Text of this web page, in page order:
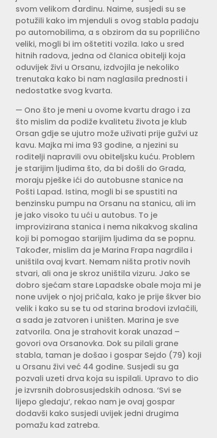
svom velikom đardinu. Naime, susjedi su se
potužili kako im mjenduli s ovog stabla padaju
po automobilima, a s obzirom da su poprilično
veliki, mogli bi im oštetiti vozila. Iako u sred
hitnih radova, jedna od članica obitelji koja
oduvijek živi u Orsanu, izdvojila je nekoliko
trenutaka kako bi nam naglasila prednosti i
nedostatke svog kvarta.
— Ono što je meni u ovome kvartu drago i za
što mislim da podiže kvalitetu života je klub
Orsan gdje se ujutro može uživati prije gužvi uz
kavu. Majka mi ima 93 godine, a njezini su
roditelji napravili ovu obiteljsku kuću. Problem
je starijim ljudima što, da bi došli do Grada,
moraju pješke ići do autobusne stanice na
Pošti Lapad. Istina, mogli bi se spustiti na
benzinsku pumpu na Orsanu na stanicu, ali im
je jako visoko tu ući u autobus. To je
improvizirana stanica i nema nikakvog skalina
koji bi pomogao starijim ljudima da se popnu.
Također, mislim da je Marina Frapa nagrdila i
uništila ovaj kvart. Nemam ništa protiv novih
stvari, ali ona je skroz uništila vizuru. Jako se
dobro sjećam stare Lapadske obale moja mi je
none uvijek o njoj pričala, kako je prije škver bio
velik i kako su se tu od starina brodovi izvlačili,
a sada je zatvoren i uništen. Marina je sve
zatvorila. Ona je strahovit korak unazad –
govori ova Orsanovka. Dok su pilali grane
stabla, taman je došao i gospar Sejdo (79) koji
u Orsanu živi već 44 godine. Susjedi su ga
pozvali uzeti drva koja su ispilali. Upravo to dio
je izvrsnih dobrosusjedskih odnosa. ‘Svi se
lijepo gledaju’, rekao nam je ovaj gospar
dodavši kako susjedi uvijek jedni drugima
pomažu kad zatreba.